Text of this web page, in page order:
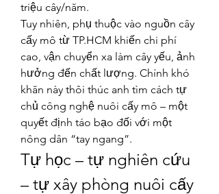
triệu cây/năm.
Tuy nhiên, phụ thuộc vào nguồn cây
cấy mô từ TP.HCM khiến chi phí
cao, vận chuyển xa làm cây yếu, ảnh
hưởng đến chất lượng. Chính khó
khăn này thôi thúc anh tìm cách tự
chủ công nghệ nuôi cấy mô – một
quyết định táo bạo đối với một
nông dân “tay ngang”.
Tự học – tự nghiên cứu
– tự xây phòng nuôi cấy